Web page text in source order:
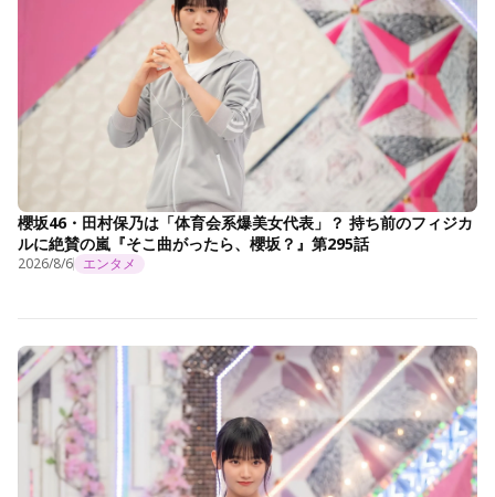
櫻坂46・田村保乃は「体育会系爆美女代表」？ 持ち前のフィジカ
ルに絶賛の嵐『そこ曲がったら、櫻坂？』第295話
2026/8/6 エンタメ